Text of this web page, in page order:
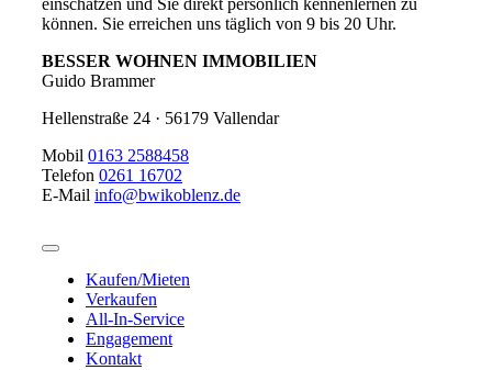
einschätzen und Sie direkt persönlich kennenlernen zu
können. Sie erreichen uns täglich von 9 bis 20 Uhr.
BESSER WOHNEN IMMOBILIEN
Guido Brammer
Hellenstraße 24 · 56179 Vallendar
Mobil 0163 2588458
Telefon 0261 16702
E-Mail info@bwikoblenz.de
Toggle
NavigationKaufen/Mieten
Verkaufen
All-In-Service
Engagement
Kontakt